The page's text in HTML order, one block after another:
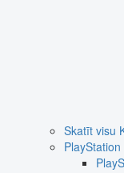
Skatīt visu
PlayStation